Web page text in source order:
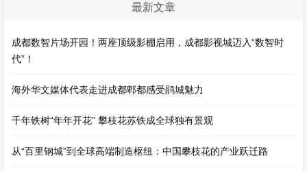
最新文章
成都数智片场开园！两座顶级影棚启用，成都影视城迈入“数智时
代”！
海外华文媒体代表走进成都郫都感受鹃城魅力
千年铁树“年年开花” 攀枝花苏铁成全球独有景观
从“百里钢城”到全球高端制造枢纽：中国攀枝花的产业跃迁路